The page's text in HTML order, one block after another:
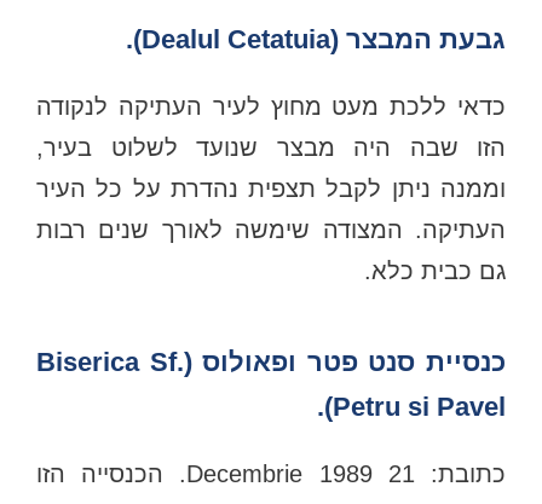
גבעת המבצר (Dealul Cetatuia).
כדאי ללכת מעט מחוץ לעיר העתיקה לנקודה
הזו שבה היה מבצר שנועד לשלוט בעיר,
וממנה ניתן לקבל תצפית נהדרת על כל העיר
העתיקה. המצודה שימשה לאורך שנים רבות
גם כבית כלא.
כנסיית סנט פטר ופאולוס (Biserica Sf.
Petru si Pavel).
כתובת: 21 Decembrie 1989. הכנסייה הזו